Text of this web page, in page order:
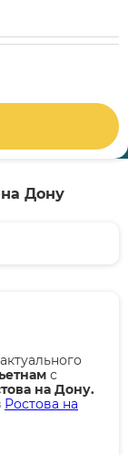
Дону
с
на Дону.
Ростова на